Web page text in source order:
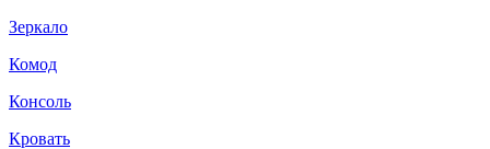
Зеркало
Комод
Консоль
Кровать